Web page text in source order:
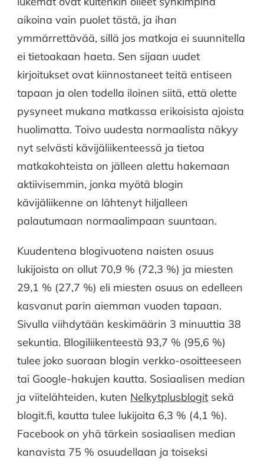
aikoina vain puolet tästä, ja ihan
ymmärrettävää, sillä jos matkoja ei suunnitella
ei tietoakaan haeta. Sen sijaan uudet
kirjoitukset ovat kiinnostaneet teitä entiseen
tapaan ja olen todella iloinen siitä, että olette
pysyneet mukana matkassa erikoisista ajoista
huolimatta. Toivo uudesta normaalista näkyy
nyt selvästi kävijäliikenteessä ja tietoa
matkakohteista on jälleen alettu hakemaan
aktiivisemmin, jonka myötä blogin
kävijäliikenne on lähtenyt hiljalleen
palautumaan normaalimpaan suuntaan.
Kuudentena blogivuotena naisten osuus
lukijoista on ollut 70,9 % (72,3 %) ja miesten
29,1 % (27,7 %) eli miesten osuus on edelleen
kasvanut parin aiemman vuoden tapaan.
Sivulla viihdytään keskimäärin 3 minuuttia 38
sekuntia. Blogiliikenteestä 93,7 % (95,6 %)
tulee joko suoraan blogin verkko-osoitteeseen
tai Google-hakujen kautta. Sosiaalisen median
ja viitelähteiden, kuten Nelkytplusblogit sekä
blogit.fi, kautta tulee lukijoita 6,3 % (4,1 %).
Facebook on yhä tärkein sosiaalisen median
kanavista 75 % osuudellaan ja toiseksi